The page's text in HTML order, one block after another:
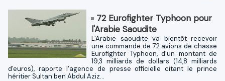
72 Eurofighter Typhoon pour
l'Arabie Saoudite
L'Arabie saoudite va bientôt recevoir
une commande de 72 avions de chasse
Eurofighter Typhoon, d'un montant de
19,3 milliards de dollars (14,8 milliards
d'euros), raporte l'agence de presse officielle citant le prince
héritier Sultan ben Abdul Aziz...